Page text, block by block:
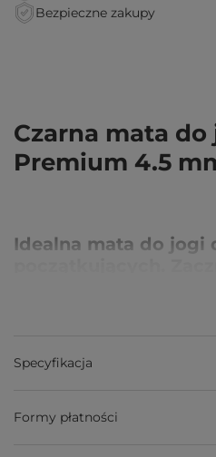
Bezpieczne zakupy
Czarna mata
Premium 4.5
Idealna mata do jogi
się akcesorium do jogi
Mata do jogi z PVC –
amortyzuje
Specyfikacja
Formy płatności